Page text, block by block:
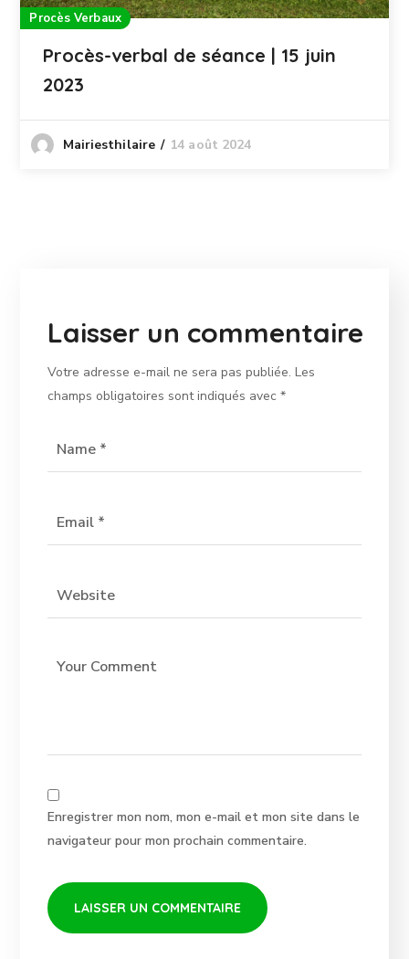
Procès Verbaux
Procès-verbal de séance | 15 juin
2023
Mairiesthilaire 14 août 2024
Laisser un commentaire
Votre adresse e-mail ne sera pas publiée. Les
champs obligatoires sont indiqués avec*
Enregistrer mon nom, mon e-mail et mon site dans le
navigateur pour mon prochain commentaire.